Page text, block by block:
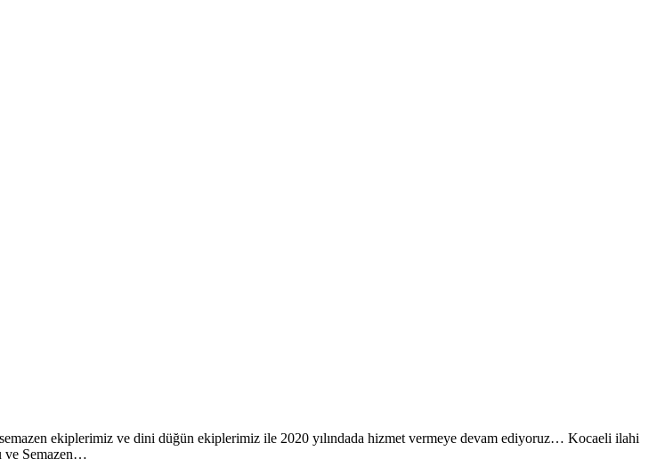
ekiplerimiz ve dini düğün ekiplerimiz ile 2020 yılındada hizmet vermeye devam ediyoruz… Kocaeli ilahi
ve Semazen…